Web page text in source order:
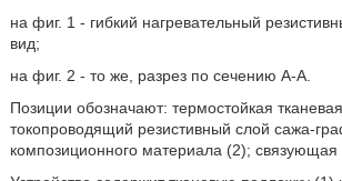
на фиг. 1 - гибкий нагревательный
вид;
на фиг. 2 - то же, разрез по сечению А-А.
Позиции обозначают: термостойкая
токопроводящий резистивный слой сажа-
композиционного материала (2); связующая